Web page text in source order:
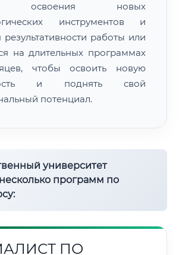
освоения новых
инструментов и
работы или
на длительных программах
чтобы освоить новую
и поднять свой
потенциал.
университет
программ по
ПО